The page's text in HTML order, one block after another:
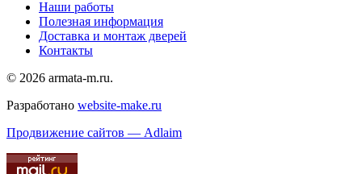
Наши работы
Полезная информация
Доставка и монтаж дверей
Контакты
© 2026 armata-m.ru.
Разработано website-make.ru
Продвижение сайтов — Adlaim